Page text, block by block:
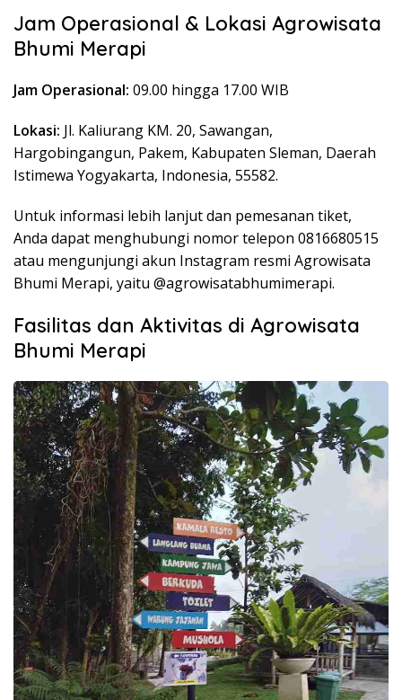
Jam Operasional & Lokasi Agrowisata
Bhumi Merapi
Jam Operasional: 09.00 hingga 17.00 WIB
Lokasi: Jl. Kaliurang KM. 20, Sawangan,
Hargobingangun, Pakem, Kabupaten Sleman, Daerah
Istimewa Yogyakarta, Indonesia, 55582.
Untuk informasi lebih lanjut dan pemesanan tiket,
Anda dapat menghubungi nomor telepon 0816680515
atau mengunjungi akun Instagram resmi Agrowisata
Bhumi Merapi, yaitu @agrowisatabhumimerapi.
Fasilitas dan Aktivitas di Agrowisata
Bhumi Merapi